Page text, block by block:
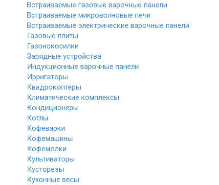
Встраиваемые газовые варочные панели
Встраиваемые микроволновые печи
Встраиваемые электрические варочные панели
Газовые плиты
Газонокосилки
Зарядные устройства
Индукционные варочные панели
Ирригаторы
Квадрокоптеры
Климатические комплексы
Кондиционеры
Котлы
Кофеварки
Кофемашины
Кофемолки
Культиваторы
Кусторезы
Кухонные весы